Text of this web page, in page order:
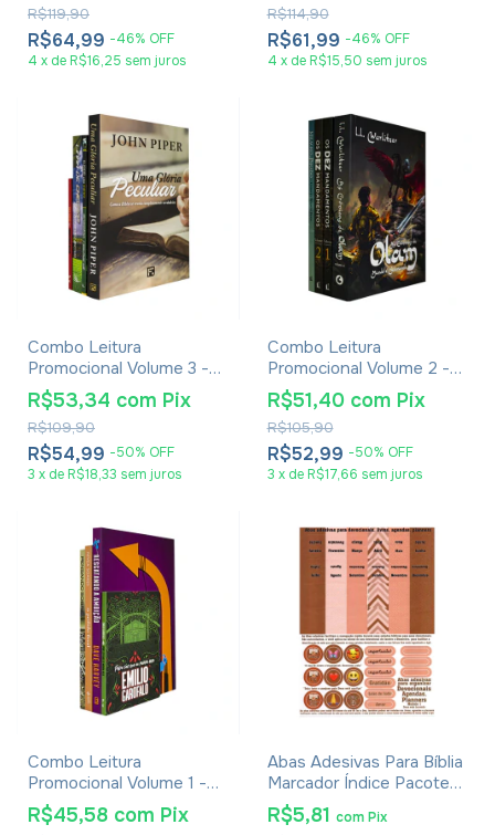
R$64,99 -46% OFF
R$119,90
4 x de R$16,25 sem juros
R$61,99 -46% OFF
R$114,90
4 x de R$15,50 sem juros
Combo Leitura
Promocional Volume 3 -
Com 4 Livros
R$54,99 -50% OFF
R$109,90
R$53,34 com Pix
3 x de R$18,33 sem juros
Combo Leitura
Promocional Volume 2 -
Com 4 Livros
R$52,99 -50% OFF
R$105,90
R$51,40 com Pix
3 x de R$17,66 sem juros
Combo Leitura
Promocional Volume 1 -
Com 4 Livros
R$45,58 com Pix
Abas Adesivas Para Bíblia
Marcador Índice Pacote
Com 1
R$5,81 com Pix